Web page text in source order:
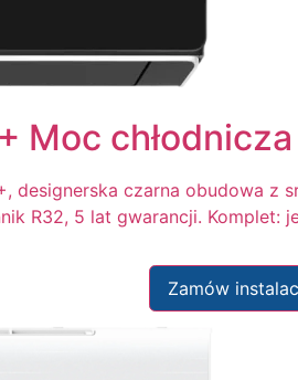
Moc
designerska czarna obudowa
R32, 5 lat gwarancji.
Zamów